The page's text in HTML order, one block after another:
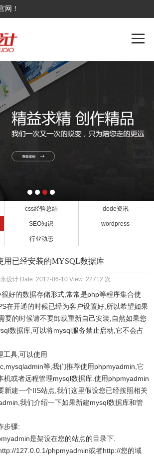
网！
css经验总结 dede资讯
SEO知识 wordpress
行业动态
用已经安装的MYSQL数据库
设计 Date: 2012-06-10 View: 22712 次
好的数据存储形式,常常是php等程序集合使
在开通的时候已经为客户设置好,所以希望如果
要的时候请不要卸载重新自己安装,自然如果您
数据库,可以将mysql服务禁止启动,它不会占
工具,可以使用
等,我们推荐使用phpmyadmin,它
机或者远程管理mysql数据库.使用phpmyadmin
新建一个IIS站点,我们这里假设您已经按照相关
我们介绍一下如果新建mysql数据库和管
步骤:
是架设在您的站点的目录下.
127.0.0.1/phpmyadmin或者http://您的域